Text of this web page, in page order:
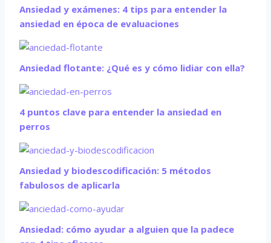
Ansiedad y exámenes: 4 tips para entender la
ansiedad en época de evaluaciones
Ansiedad flotante: ¿Qué es y cómo lidiar con ella?
4 puntos clave para entender la ansiedad en
perros
Ansiedad y biodescodificación: 5 métodos
fabulosos de aplicarla
Ansiedad: cómo ayudar a alguien que la padece